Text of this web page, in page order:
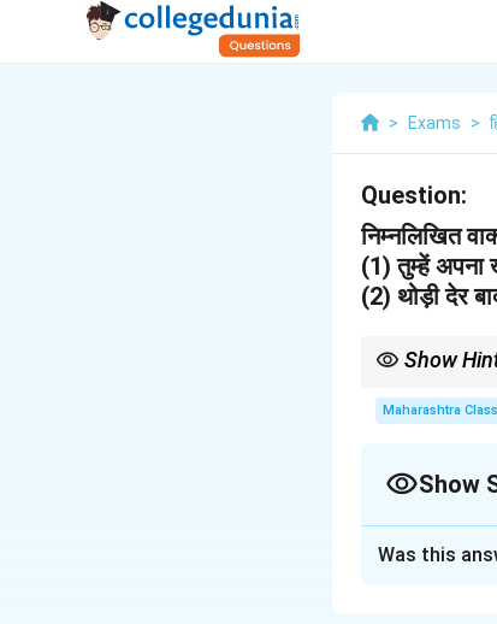
> Exams >
Question:
निम्नलिखित
(1) तुम्हें अपना
(2) थोड़ी देर
Show
Maharashtra
Show
Was this